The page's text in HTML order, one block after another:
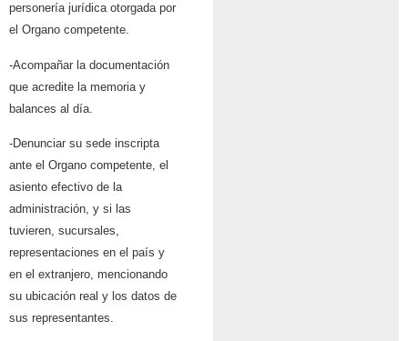
personería jurídica otorgada por
el Organo competente.
-Acompañar la documentación
que acredite la memoria y
balances al día.
-Denunciar su sede inscripta
ante el Organo competente, el
asiento efectivo de la
administración, y si las
tuvieren, sucursales,
representaciones en el país y
en el extranjero, mencionando
su ubicación real y los datos de
sus representantes.